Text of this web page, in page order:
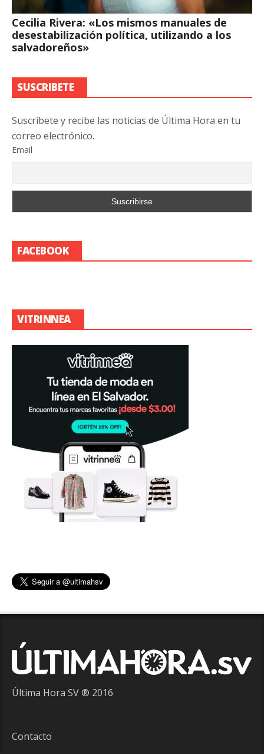
Cecilia Rivera: «Los mismos manuales de
desestabilización política, utilizando a los
salvadoreños»
SUSCRIBETE
Suscribete y recibe las noticias de Última Hora en tu
correo electrónico.
Email
FACEBOOK
VITRINNEA
Última Hora SV ® 2016
Contacto